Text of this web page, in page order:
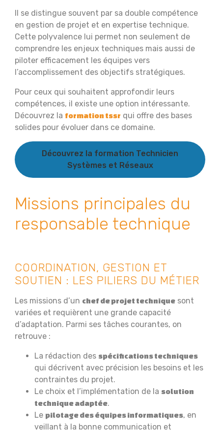
Il se distingue souvent par sa double compétence
en gestion de projet et en expertise technique.
Cette polyvalence lui permet non seulement de
comprendre les enjeux techniques mais aussi de
piloter efficacement les équipes vers
l’accomplissement des objectifs stratégiques.
Pour ceux qui souhaitent approfondir leurs
compétences, il existe une option intéressante.
Découvrez la formation tssr qui offre des bases
solides pour évoluer dans ce domaine.
Découvrez la formation Technicien
Systèmes et Réseaux
Missions principales du
responsable technique
COORDINATION, GESTION ET
SOUTIEN : LES PILIERS DU MÉTIER
Les missions d’un chef de projet technique sont
variées et requièrent une grande capacité
d’adaptation. Parmi ses tâches courantes, on
retrouve :
La rédaction des spécifications techniques
qui décrivent avec précision les besoins et les
contraintes du projet.
Le choix et l’implémentation de la solution
technique adaptée.
Le pilotage des équipes informatiques, en
veillant à la bonne communication et